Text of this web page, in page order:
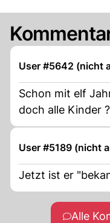
User #5642 (nicht
Schon mit elf
doch alle Kinder ?
User #5189 (nicht
Jetzt ist er
Alle